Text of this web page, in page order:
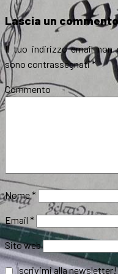
Lascia un commento
Il tuo indirizzo email non
sono contrassegnati*
Nome*
Email *
Sito web
Iscrivimi alla newsletter!